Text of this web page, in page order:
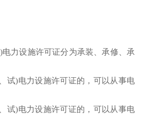
力设施许可证分为承装、承修、承
试)电力设施许可证的，可以从事电
试)电力设施许可证的，可以从事电